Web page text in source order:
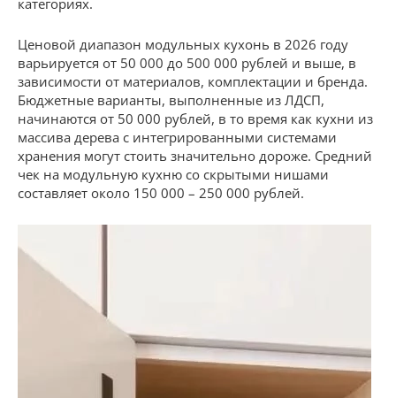
категориях.
Ценовой диапазон модульных кухонь в 2026 году
варьируется от 50 000 до 500 000 рублей и выше, в
зависимости от материалов, комплектации и бренда.
Бюджетные варианты, выполненные из ЛДСП,
начинаются от 50 000 рублей, в то время как кухни из
массива дерева с интегрированными системами
хранения могут стоить значительно дороже. Средний
чек на модульную кухню со скрытыми нишами
составляет около 150 000 – 250 000 рублей.